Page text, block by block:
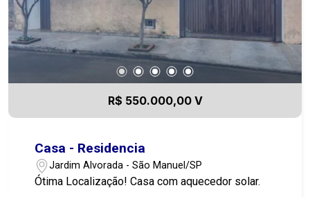
R$ 550.000,00 V
Casa - Residencia
Jardim Alvorada - São Manuel/SP
Ótima Localização! Casa com aquecedor solar.